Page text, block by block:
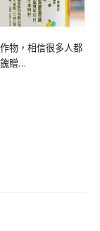
物，相信很多人都
贈…